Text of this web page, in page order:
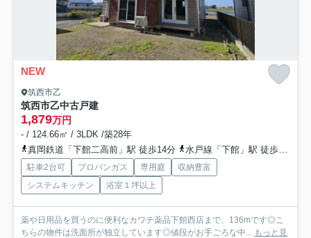
NEW
筑西市乙
筑西市乙中古戸建
1,879万円
- / 124.66㎡ / 3LDK /築28年
真岡鉄道「下館二高前」駅 徒歩14分
水戸線「下館」駅 徒歩21分
駐車2台可 プロパンガス 専用庭
収納豊富
システムキッチン
浴室１坪以上
薬や日用品を買うのに便利なカワチ薬品下館西店まで、136mです◎こ
ちらの物件は洗面所が独立しています◎値段がお手ごろな中...
もっと見